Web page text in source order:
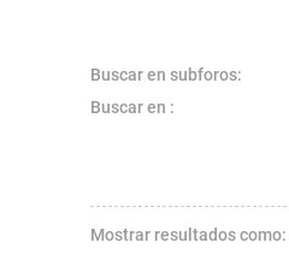
Buscar en subforos:
Buscar en :
Mostrar resultados como: